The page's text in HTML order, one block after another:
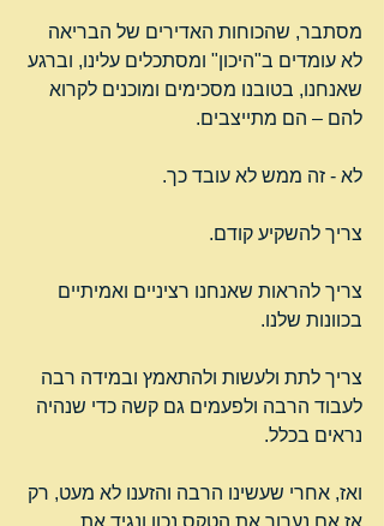
מסתבר, שהכוחות האדירים של הבריאה
לא עומדים ב"היכון" ומסתכלים עלינו, וברגע
שאנחנו, בטובנו מסכימים ומוכנים לקרוא
להם – הם מתייצבים.
לא - זה ממש לא עובד כך.
צריך להשקיע קודם.
צריך להראות שאנחנו רציניים ואמיתיים
בכוונות שלנו.
צריך לתת ולעשות ולהתאמץ ובמידה רבה
לעבוד הרבה ולפעמים גם קשה כדי שנהיה
נראים בכלל.
ואז, אחרי שעשינו הרבה והזענו לא מעט, רק
אז אם נערוך את הטקס נכון ונגיד את